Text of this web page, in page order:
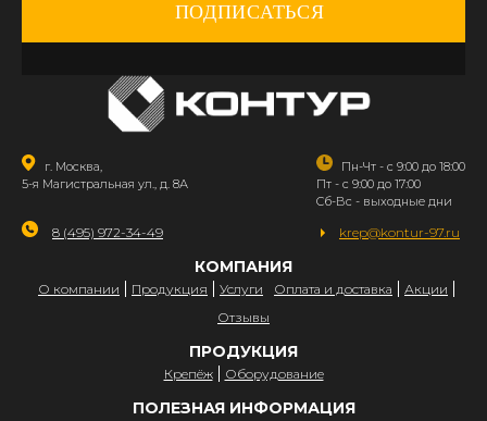
ПОДПИСАТЬСЯ
г. Москва,
5-я Магистральная ул., д. 8А
Пн-Чт - с 9:00 до 18:00
Пт - с 9:00 до 17:00
Сб-Вс - выходные дни
8 (495) 972-34-49 krep@kontur-97.ru
КОМПАНИЯ
О компании Продукция Услуги Оплата и доставка
Акции
Отзывы
ПРОДУКЦИЯ
Крепёж Оборудование
ПОЛЕЗНАЯ ИНФОРМАЦИЯ